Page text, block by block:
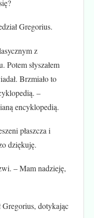
Gregorius.
z
Potem słyszałem
Brzmiało to
–
encyklopedią.
płaszcza i
dziękuję.
– Mam nadzieję,
dotykając